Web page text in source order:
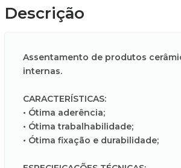
Descrição
Assentamento de produtos
internas.
CARACTERÍSTICAS:
• Ótima aderência;
• Ótima trabalhabilidade;
• Ótima fixação e durabilidade;